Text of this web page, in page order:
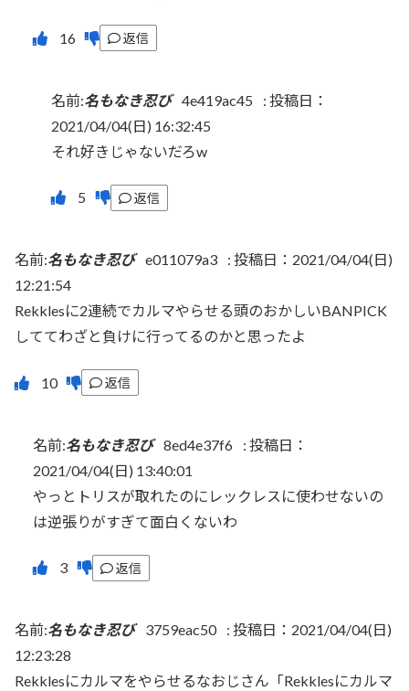
返信
名前:名もなき忍び 4e419ac45 : 投稿日：
2021/04/04(日) 16:32:45
それ好きじゃないだろw
返信
名前:名もなき忍び e011079a3 : 投稿日：2021/04/04(日)
12:21:54
Rekklesに2連続でカルマやらせる頭のおかしいBANPICK
しててわざと負けに行ってるのかと思ったよ
返信
名前:名もなき忍び 8ed4e37f6 : 投稿日：
2021/04/04(日) 13:40:01
やっとトリスが取れたのにレックレスに使わせないの
は逆張りがすぎて面白くないわ
返信
名前:名もなき忍び 3759eac50 : 投稿日：2021/04/04(日)
12:23:28
Rekklesにカルマをやらせるなおじさん「Rekklesにカルマ